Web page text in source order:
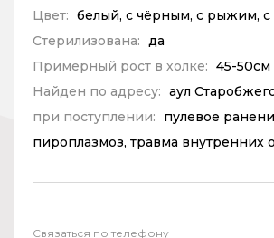
Цвет: белый, с чёрным, с рыжим,
Стерилизована: да
Примерный рост в холке: 45-50см
Найден по адресу: аул
при поступлении:
пулевое
пироплазмоз, травма внутренних
Связаться по телефону